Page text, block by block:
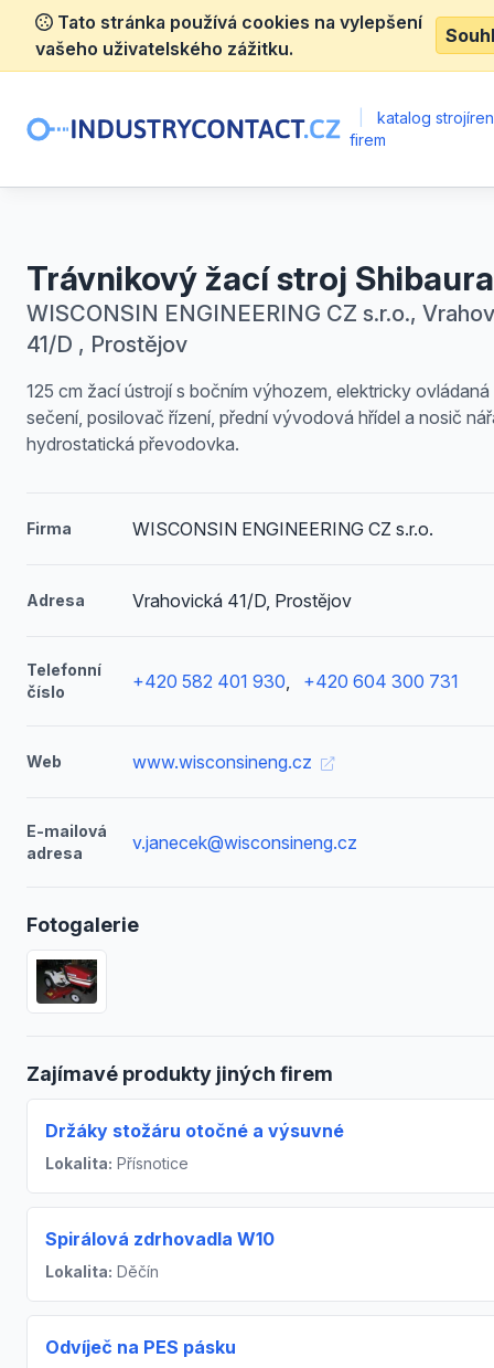
Tato stránka používá cookies na vylepšení
vašeho uživatelského zážitku.
katalog
firem
Trávnikový žací stroj Shibaura
WISCONSIN ENGINEERING CZ s.r.o.,
41/D , Prostějov
125 cm žací ústrojí s bočním výhozem, elektricky
sečení, posilovač řízení, přední vývodová hřídel a nosič
hydrostatická převodovka.
Firma WISCONSIN ENGINEERING CZ s.r.o.
Adresa Vrahovická 41/D, Prostějov
Telefonní
číslo
+420 582 401 930, +420 604 300 731
Web www.wisconsineng.cz
E-mailová
adresa
v.janecek@wisconsineng.cz
Fotogalerie
Zajímavé produkty jiných firem
Držáky stožáru otočné a výsuvné
Lokalita: Přísnotice
Spirálová zdrhovadla W10
Lokalita: Děčín
Odvíječ na PES pásku